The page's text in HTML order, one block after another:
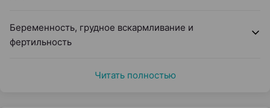
Беременность, грудное вскармливание и
фертильность
Читать полностью